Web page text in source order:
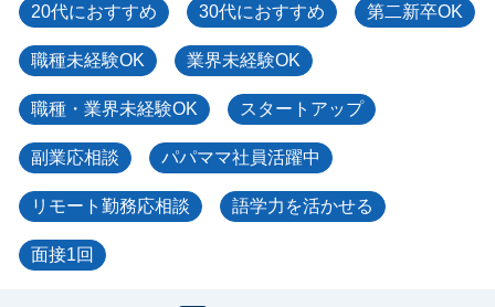
20代におすすめ 30代におすすめ 第二新卒OK
職種未経験OK 業界未経験OK
職種・業界未経験OK スタートアップ
副業応相談 パパママ社員活躍中
リモート勤務応相談 語学力を活かせる
面接1回